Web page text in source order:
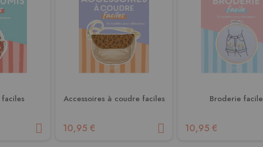
faciles Accessoires à coudre faciles
10,95 €
Broderie facile
10,95 €